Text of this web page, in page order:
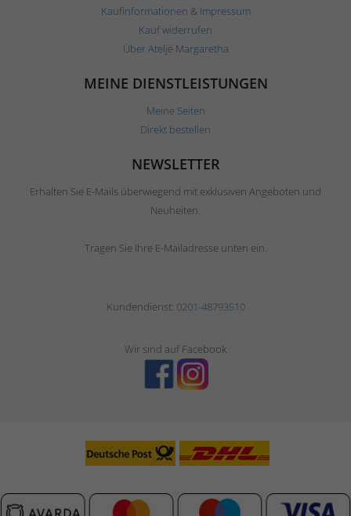
Kaufinformationen & Impressum
Kauf widerrufen
Über Ateljé Margaretha
MEINE DIENSTLEISTUNGEN
Meine Seiten
Direkt bestellen
NEWSLETTER
Erhalten Sie E-Mails überwiegend mit exklusiven Angeboten und
Neuheiten.
Tragen Sie Ihre E-Mailadresse unten ein.
Kundendienst: 0201-48793510
Wir sind auf Facebook